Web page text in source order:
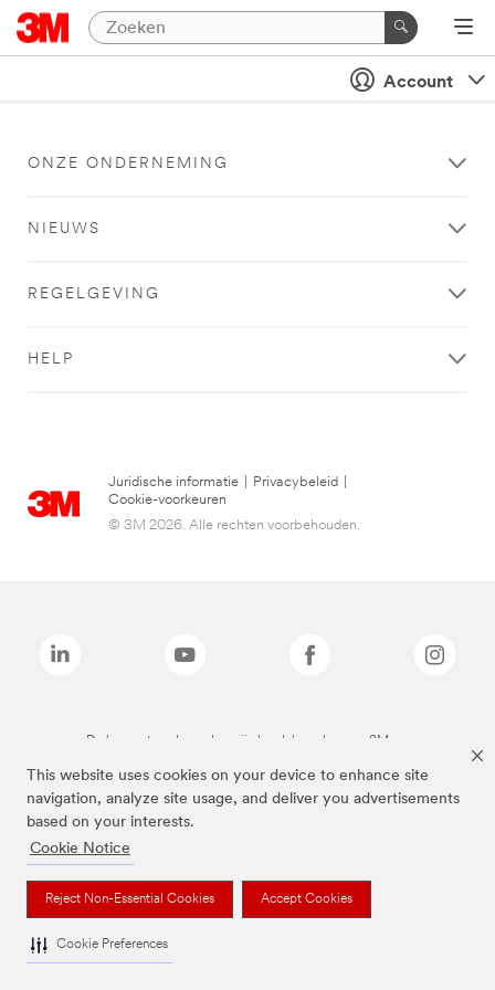
This website uses cookies on your device to enhance site
navigation, analyze site usage, and deliver you advertisements
based on your interests.
Cookie Notice
Reject Non-Essential Cookies Accept Cookies
Cookie Preferences
Account
ONZE ONDERNEMING
NIEUWS
REGELGEVING
HELP
Juridische informatie Privacybeleid
Cookie-voorkeuren
© 3M 2026. Alle rechten voorbehouden.
De bovenstaande merken zijn handelsmerken van 3M.we